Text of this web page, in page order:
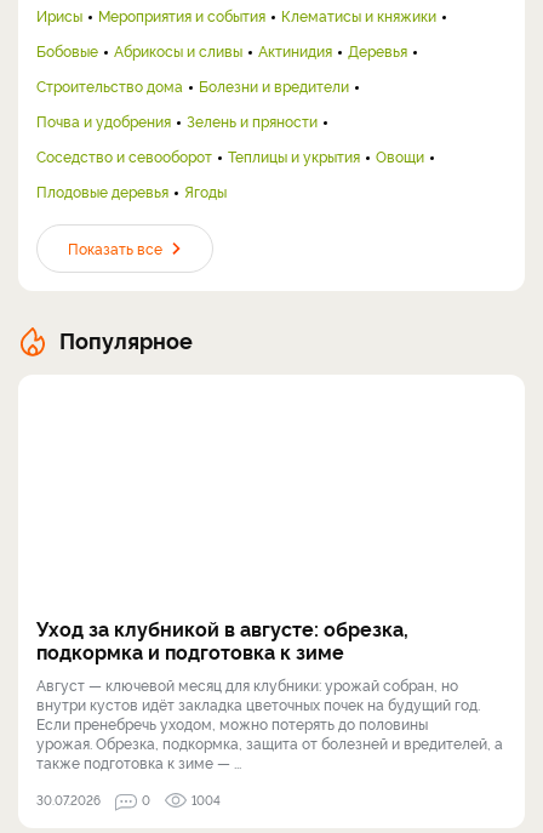
Ирисы
Мероприятия и события
Клематисы и княжики
Бобовые
Абрикосы и сливы Актинидия
Деревья
Строительство дома
Болезни и вредители
Почва и удобрения
Зелень и пряности
Соседство и севооборот
Теплицы и укрытия
Овощи
Плодовые деревья
Ягоды
Показать все
Популярное
Уход за клубникой в августе: обрезка,
подкормка и подготовка к зиме
Август — ключевой месяц для клубники: урожай собран, но
внутри кустов идёт закладка цветочных почек на будущий год.
Если пренебречь уходом, можно потерять до половины
урожая. Обрезка, подкормка, защита от болезней и вредителей, а
также подготовка к зиме — ...
30.07.2026 0 1004